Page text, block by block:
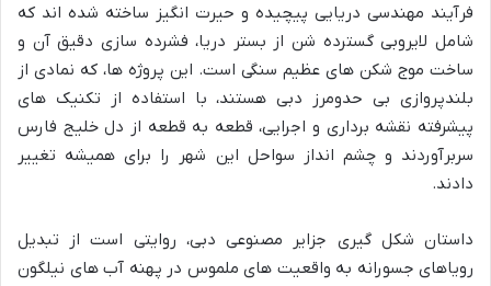
فرآیند مهندسی دریایی پیچیده و حیرت انگیز ساخته شده اند که
شامل لایروبی گسترده شن از بستر دریا، فشرده سازی دقیق آن و
ساخت موج شکن های عظیم سنگی است. این پروژه ها، که نمادی از
بلندپروازی بی حدومرز دبی هستند، با استفاده از تکنیک های
پیشرفته نقشه برداری و اجرایی، قطعه به قطعه از دل خلیج فارس
سربرآوردند و چشم انداز سواحل این شهر را برای همیشه تغییر
دادند.
داستان شکل گیری جزایر مصنوعی دبی، روایتی است از تبدیل
رویاهای جسورانه به واقعیت های ملموس در پهنه آب های نیلگون